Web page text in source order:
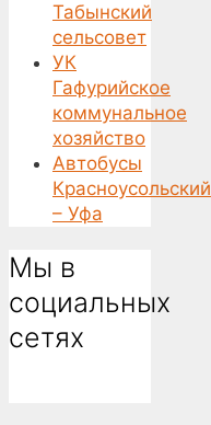
Табынский
сельсовет
УК
Гафурийское
коммунальное
хозяйство
Автобусы
Красноусольский
– Уфа
Мы в
социальных
сетях